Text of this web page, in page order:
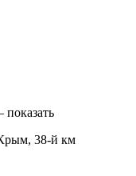
38-й км